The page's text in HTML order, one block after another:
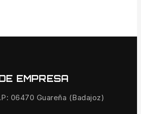
EMPRESA
06470 Guareña (Badajoz)